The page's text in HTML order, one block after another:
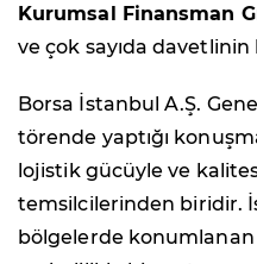
Kurumsal Finansman
ve çok sayıda davetlinin
Borsa İstanbul A.Ş.
törende yaptığı
lojistik gücüyle ve
temsilcilerinden biridir.
bölgelerde